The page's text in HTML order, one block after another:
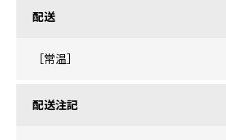
配送
［常温］
配送注記